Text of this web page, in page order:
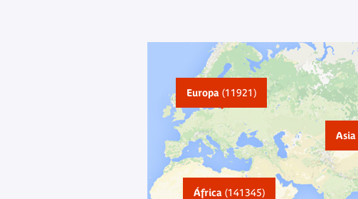
Europa (11921)
Asia
África (141345)